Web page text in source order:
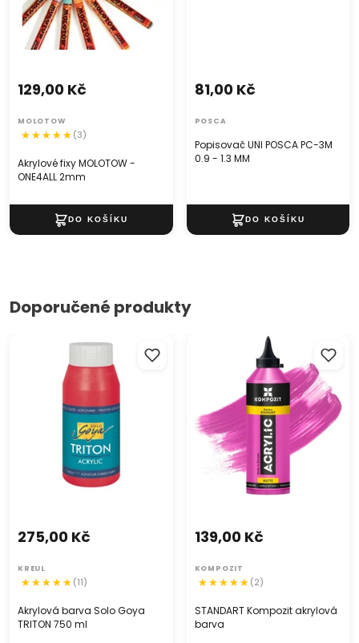
Akrylové fixy MOLOTOW -
ONE4ALL 2mm
129,00 Kč
MOLOTOW
(3)
Popisovač UNI POSCA PC-3M
0.9 - 1.3 MM
81,00 Kč
POSCA
Doporučené produkty
Akrylová barva Solo Goya
TRITON 750 ml
Akrylová barva Solo Goya
TRITON 750 ml
275,00 Kč
KREUL
(11)
STANDART Kompozit akrylová
STANDART Kompozit akrylová
barva
139,00 Kč
KOMPOZIT
(2)